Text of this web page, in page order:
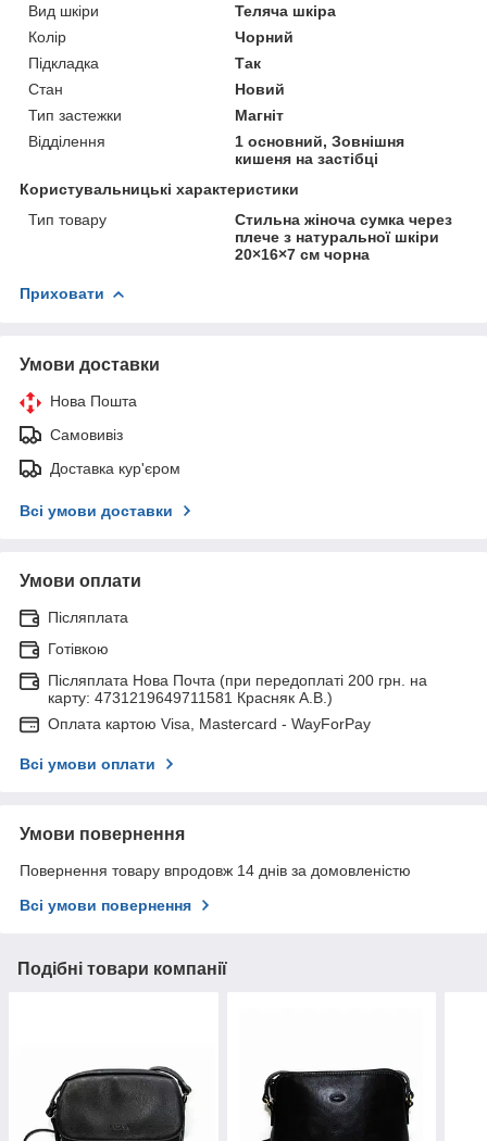
Вид шкіри
Теляча шкіра
Колір
Чорний
Підкладка
Так
Стан
Новий
Тип застежки
Магніт
Відділення
1 основний, Зовнішня
кишеня на застібці
Користувальницькі характеристики
Тип товару
Стильна жіноча сумка через
плече з натуральної шкіри
20×16×7 см чорна
Приховати
Умови доставки
Нова Пошта
Самовивіз
Доставка кур'єром
Всі умови доставки
Умови оплати
Післяплата
Готівкою
Післяплата Нова Почта (при передоплаті 200 грн. на
карту: 4731219649711581 Красняк А.В.)
Оплата картою Visa, Mastercard - WayForPay
Всі умови оплати
Умови повернення
Повернення товару впродовж 14 днів за домовленістю
Всі умови повернення
Подібні товари компанії